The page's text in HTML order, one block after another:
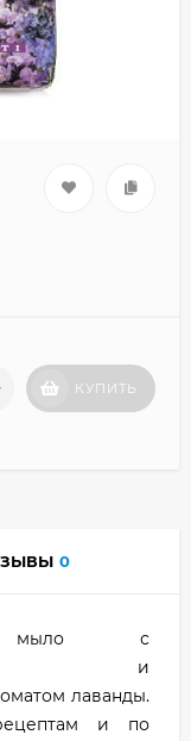
КУПИТЬ
0
мыло с
и
лаванды.
и по